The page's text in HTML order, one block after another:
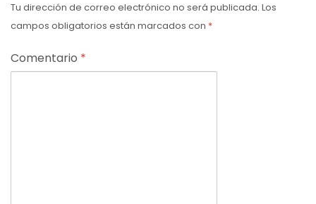
Tu dirección de correo electrónico no será publicada. Los
campos obligatorios están marcados con *
Comentario *